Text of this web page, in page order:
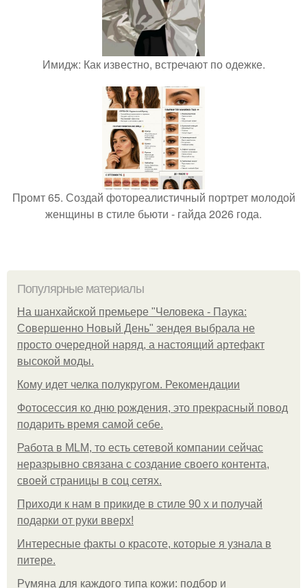
Имидж: Как известно, встречают по одежке.
Промт 65. Создай фотореалистичный портрет молодой
женщины в стиле бьюти - гайда 2026 года.
Популярные материалы
На шанхайской премьере "Человека - Паука:
Совершенно Новый День" зендея выбрала не
просто очередной наряд, а настоящий артефакт
высокой моды.
Кому идет челка полукругом. Рекомендации
Фотосессия ко дню рождения, это прекрасный повод
подарить время самой себе.
Работа в MLM, то есть сетевой компании сейчас
неразрывно связана с создание своего контента,
своей страницы в соц сетях.
Приходи к нам в прикиде в стиле 90 х и получай
подарки от руки вверх!
Интересные факты о красоте, которые я узнала в
питере.
Румяна для каждого типа кожи: подбор и